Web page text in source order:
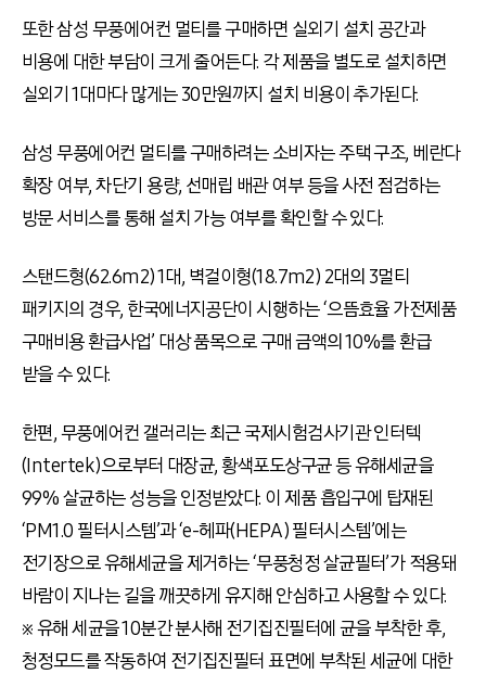
또한 삼성 무풍에어컨 멀티를 구매하면 실외기 설치 공간과
비용에 대한 부담이 크게 줄어든다. 각 제품을 별도로 설치하면
실외기 1대마다 많게는 30만원까지 설치 비용이 추가된다.
삼성 무풍에어컨 멀티를 구매하려는 소비자는 주택 구조, 베란다
확장 여부, 차단기 용량, 선매립 배관 여부 등을 사전 점검하는
방문 서비스를 통해 설치 가능 여부를 확인할 수 있다.
스탠드형(62.6m2) 1대, 벽걸이형(18.7m2) 2대의 3멀티
패키지의 경우, 한국에너지공단이 시행하는 ‘으뜸효율 가전제품
구매비용 환급사업’ 대상 품목으로 구매 금액의 10%를 환급
받을 수 있다.
한편, 무풍에어컨 갤러리는 최근 국제시험검사기관 인터텍
(Intertek)으로부터 대장균, 황색포도상구균 등 유해세균을
99% 살균하는 성능을 인정받았다. 이 제품 흡입구에 탑재된
‘PM1.0 필터시스템’과 ‘e-헤파(HEPA) 필터시스템’에는
전기장으로 유해세균을 제거하는 ‘무풍청정 살균필터’가 적용돼
바람이 지나는 길을 깨끗하게 유지해 안심하고 사용할 수 있다.
※ 유해 세균을 10분간 분사해 전기집진필터에 균을 부착한 후,
청정모드를 작동하여 전기집진필터 표면에 부착된 세균에 대한